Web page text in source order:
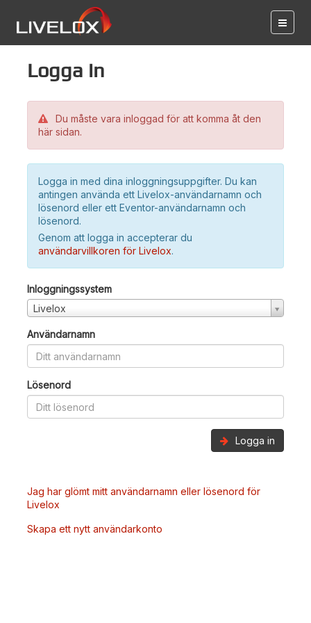
Logga in
Du måste vara inloggad för att komma åt den
här sidan.
Logga in med dina inloggningsuppgifter. Du kan
antingen använda ett Livelox-användarnamn och
lösenord eller ett Eventor-användarnamn och
lösenord.
Genom att logga in accepterar du
användarvillkoren för Livelox.
Inloggningssystem
Livelox
Användarnamn
Lösenord
Logga in
Jag har glömt mitt användarnamn eller lösenord för
Livelox
Skapa ett nytt användarkonto